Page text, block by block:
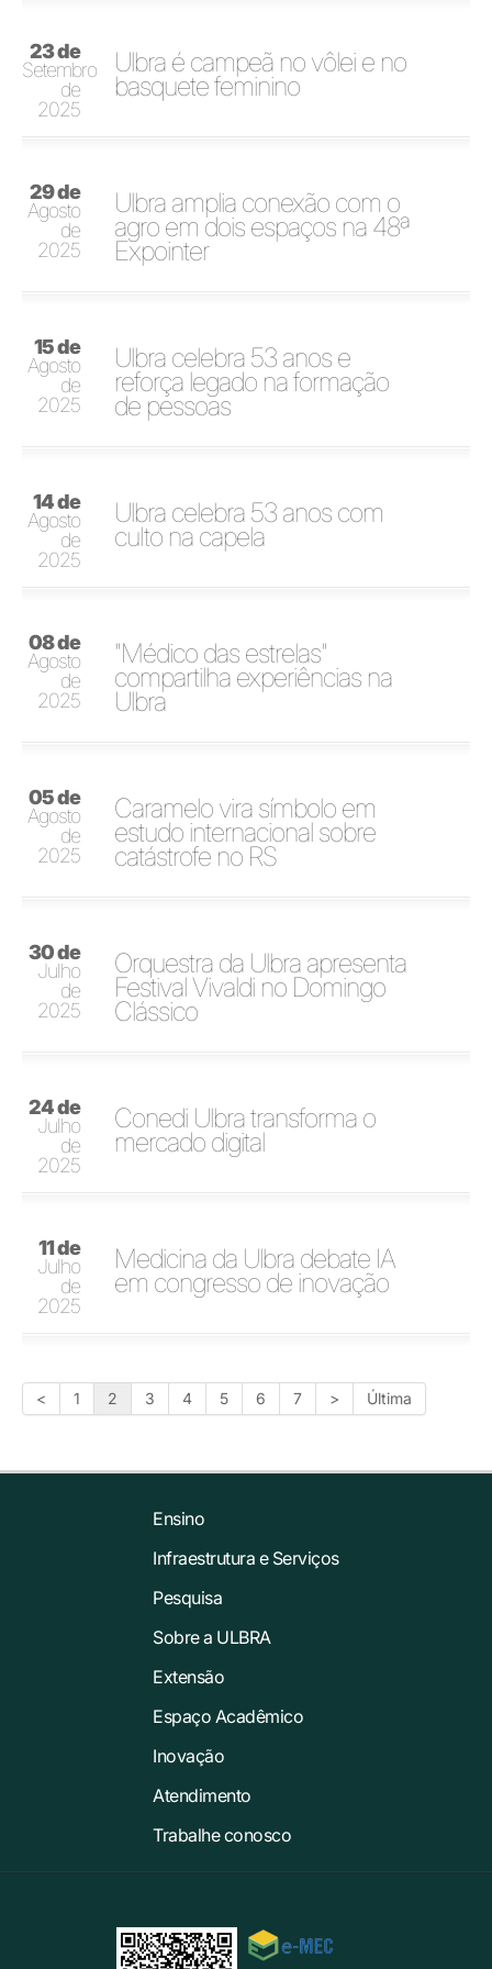
23 de
Setembro
de
2025
Ulbra é campeã no vôlei e no
basquete feminino
29 de
Agosto
de
2025
Ulbra amplia conexão com o
agro em dois espaços na 48ª
Expointer
15 de
Agosto
de
2025
Ulbra celebra 53 anos e
reforça legado na formação
de pessoas
14 de
Agosto
de
2025
Ulbra celebra 53 anos com
culto na capela
08 de
Agosto
de
2025
"Médico das estrelas"
compartilha experiências na
Ulbra
05 de
Agosto
de
2025
Caramelo vira símbolo em
estudo internacional sobre
catástrofe no RS
30 de
Julho
de
2025
Orquestra da Ulbra apresenta
Festival Vivaldi no Domingo
Clássico
24 de
Julho
de
2025
Conedi Ulbra transforma o
mercado digital
11 de
Julho
de
2025
Medicina da Ulbra debate IA
em congresso de inovação
< 1 2 3 4 5 6 7 > Última
Ensino
Infraestrutura e Serviços
Pesquisa
Sobre a ULBRA
Extensão
Espaço Acadêmico
Inovação
Atendimento
Trabalhe conosco